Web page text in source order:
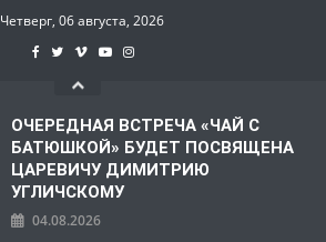
Четверг, 06 августа, 2026
ОЧЕРЕДНАЯ ВСТРЕЧА «ЧАЙ С
БАТЮШКОЙ» БУДЕТ ПОСВЯЩЕНА
ЦАРЕВИЧУ ДИМИТРИЮ
УГЛИЧСКОМУ
04.08.2026